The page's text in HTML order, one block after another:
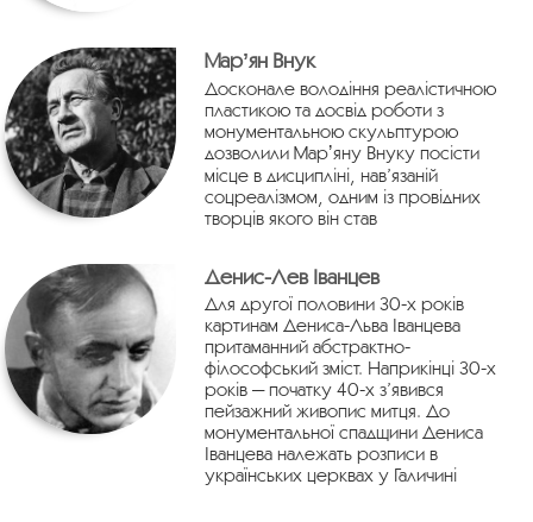
Марʼян Внук
Досконале володіння реалістичною
пластикою та досвід роботи з
монументальною скульптурою
дозволили Марʼяну Внуку посісти
місце в дисципліні, нав’язаній
соцреалізмом, одним із провідних
творців якого він став
Денис-Лев Іванцев
Для другої половини 30-х років
картинам Дениса-Льва Іванцева
притаманний абстрактно-
філософський зміст. Наприкінці 30-х
років — початку 40-х з’явився
пейзажний живопис митця. До
монументальної спадщини Дениса
Іванцева належать розписи в
українських церквах у Галичині